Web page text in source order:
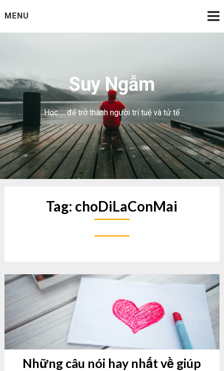
toMENU
Suy Ngẫm
Học … để trở thành người trí tuệ và tử tế
Tag: choDiLaConMai
Những câu nói hay nhất về giúp